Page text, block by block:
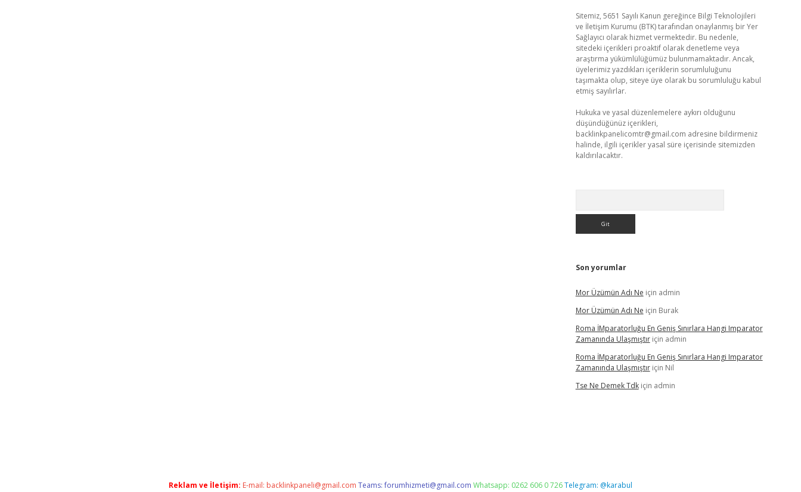
Sitemiz, 5651 Sayılı Kanun gereğince Bilgi Teknolojileri
ve İletişim Kurumu (BTK) tarafından onaylanmış bir Yer
Sağlayıcı olarak hizmet vermektedir. Bu nedenle,
sitedeki içerikleri proaktif olarak denetleme veya
araştırma yükümlülüğümüz bulunmamaktadır. Ancak,
üyelerimiz yazdıkları içeriklerin sorumluluğunu
taşımakta olup, siteye üye olarak bu sorumluluğu kabul
etmiş sayılırlar.
Hukuka ve yasal düzenlemelere aykırı olduğunu
düşündüğünüz içerikleri,
backlinkpanelicomtr@gmail.com adresine bildirmeniz
halinde, ilgili içerikler yasal süre içerisinde sitemizden
kaldırılacaktır.
Son yorumlar
Mor Üzümün Adı Ne için admin
Mor Üzümün Adı Ne için Burak
Roma İMparatorluğu En Geniş Sınırlara Hangi Imparator
Zamanında Ulaşmıştıriçin admin
Roma İMparatorluğu En Geniş Sınırlara Hangi Imparator
Zamanında Ulaşmıştıriçin Nil
Tse Ne Demek Tdkiçin admin
Reklam ve İletişim: E-mail: backlinkpaneli@gmail.com Teams:forumhizmeti@gmail.com Whatsapp: 0262 606 0 726Telegram: @karabul